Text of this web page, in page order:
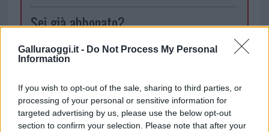
Galluraoggi.it - Do Not Process My Personal
Information
If you wish to opt-out of the sale, sharing to third parties, or
processing of your personal or sensitive information for
targeted advertising by us, please use the below opt-out
section to confirm your selection. Please note that after your
Sei già abbonato?
Puoi effettuare l'accesso andando nella
sezione
TEMI: Comune Olbia